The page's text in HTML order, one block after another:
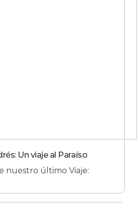
Un viaje al Paraíso
nuestro último Viaje: